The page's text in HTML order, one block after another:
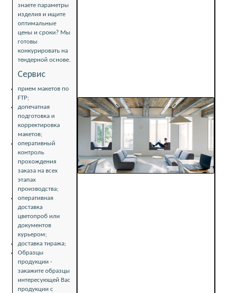
знаете параметры
изделия и ищите
оптимальные
цены и сроки? Мы
готовы
конкурировать на
тендерной основе.
Сервис
прием макетов по
FTP;
допечатная
подготовка и
корректировка
макетов;
оперативный
контроль
прохождения
заказа на всех
этапах
производства;
оперативная
доставка
цветопроб или
документов
курьером;
доставка тиража;
Образцы
продукции -
закажите образцы
интересующей Вас
продукции с